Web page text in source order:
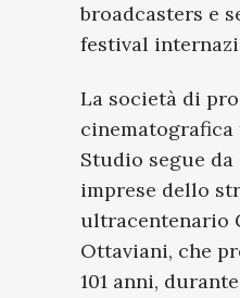
broadcasters e
festival
La società di
Studio segue
imprese dello
ultracentenario
Ottaviani, che
101 anni,